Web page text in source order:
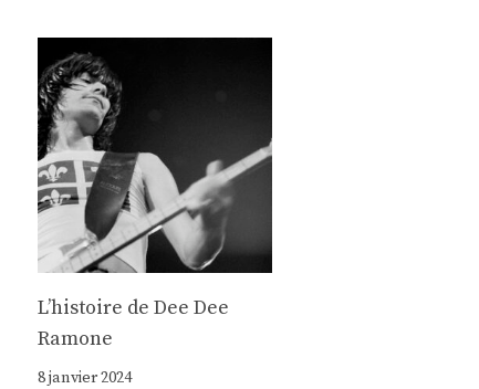
Lʼhistoire de Dee Dee
Ramone
8 janvier 2024